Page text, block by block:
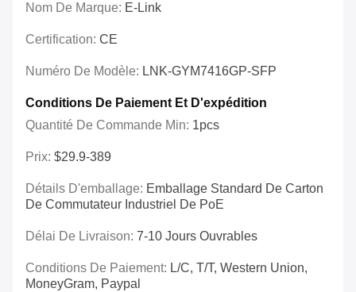
Nom De Marque: E-Link
Certification: CE
Numéro De Modèle: LNK-GYM7416GP-SFP
Conditions De Paiement Et D'expédition
Quantité De Commande Min: 1pcs
Prix: $29.9-389
Détails D'emballage: Emballage Standard De Carton
De Commutateur Industriel De PoE
Délai De Livraison: 7-10 Jours Ouvrables
Conditions De Paiement: L/C, T/T, Western Union,
MoneyGram, Paypal